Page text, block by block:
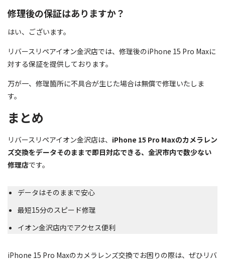
修理後の保証はありますか？
はい、ございます。
リバースリペアイオン金沢店では、修理後のiPhone 15 Pro Maxに
対する保証を提供しております。
万が一、修理箇所に不具合が生じた場合は無償で修理いたしま
す。
まとめ
リバースリペアイオン金沢店は、 iPhone 15 Pro Maxのカメラレン
ズ交換をデータそのままで即日対応できる、金沢市内で数少ない
修理店です。
データはそのままで安心
最短15分のスピード修理
イオン金沢店内でアクセス便利
iPhone 15 Pro Maxのカメラレンズ交換でお困りの際は、ぜひリバ